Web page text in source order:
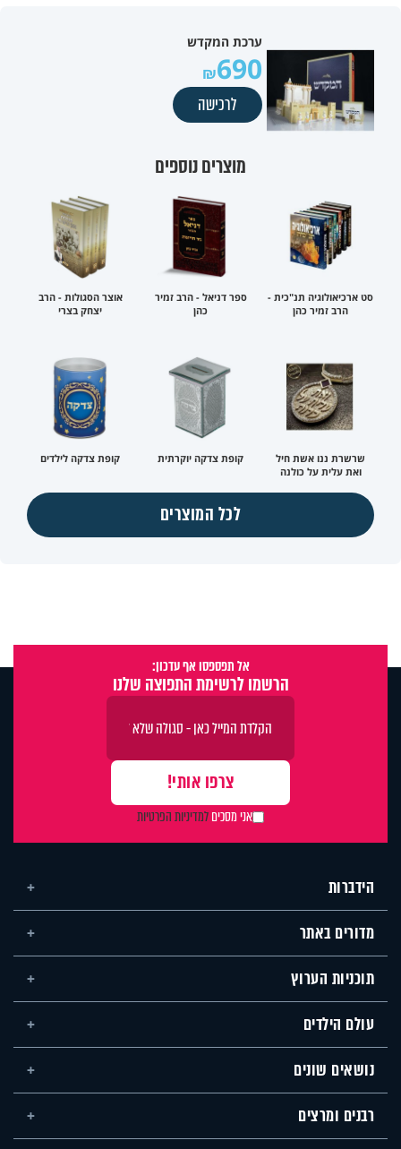
ערכת המקדש
690
לרכישה
מוצרים נוספים
סט ארכיאולוגיה תנ"כית -
הרב זמיר כהן
ספר דניאל - הרב זמיר
כהן
אוצר הסגולות - הרב
יצחק בצרי
שרשרת ננו אשת חיל
ואת עלית על כולנה
קופת צדקה יוקרתית קופת צדקה לילדים
לכל המוצרים
אל תפספסו אף עדכון:
הרשמו לרשימת התפוצה שלנו
אני מסכיםלמדיניות הפרטיות
הידברות
מדורים באתר
תוכניות הערוץ
עולם הילדים
נושאים שונים
רבנים ומרצים